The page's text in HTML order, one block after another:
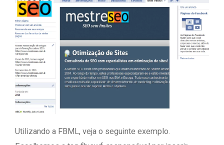
Utilizando a FBML, veja o seguinte exemplo.